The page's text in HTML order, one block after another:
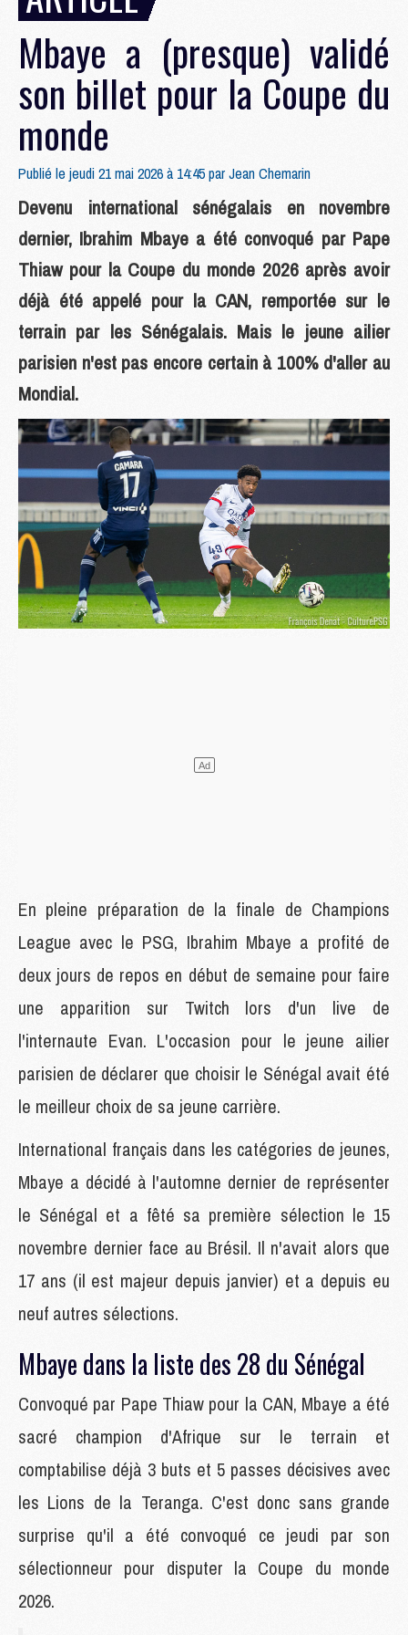
Mbaye a (presque) validé
son billet pour la Coupe du
monde
Publié le jeudi 21 mai 2026 à 14:45 parJean Chemarin
Devenu international sénégalais en novembre
dernier, Ibrahim Mbaye a été convoqué par Pape
Thiaw pour la Coupe du monde 2026 après avoir
déjà été appelé pour la CAN, remportée sur le
terrain par les Sénégalais. Mais le jeune ailier
parisien n'est pas encore certain à 100% d'aller au
Mondial.
En pleine préparation de la finale de Champions
League avec le PSG, Ibrahim Mbaye a profité de
deux jours de repos en début de semaine pour faire
une apparition sur Twitch lors d'un live de
l'internaute Evan. L'occasion pour le jeune ailier
parisien de déclarer que choisir le Sénégal avait été
le meilleur choix de sa jeune carrière.
International français dans les catégories de jeunes,
Mbaye a décidé à l'automne dernier de représenter
le Sénégal et a fêté sa première sélection le 15
novembre dernier face au Brésil. Il n'avait alors que
17 ans (il est majeur depuis janvier) et a depuis eu
neuf autres sélections.
Mbaye dans la liste des 28 du Sénégal
Convoqué par Pape Thiaw pour la CAN, Mbaye a été
sacré champion d'Afrique sur le terrain et
comptabilise déjà 3 buts et 5 passes décisives avec
les Lions de la Teranga. C'est donc sans grande
surprise qu'il a été convoqué ce jeudi par son
sélectionneur pour disputer la Coupe du monde
2026.